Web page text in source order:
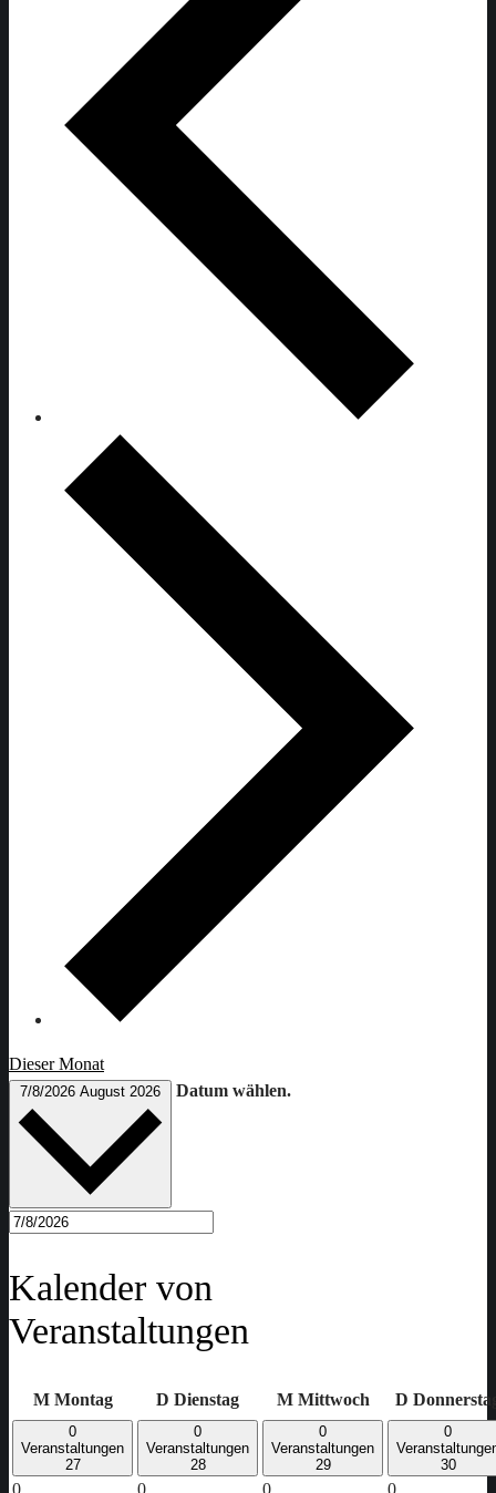
Dieser Monat
7/8/2026 August 2026 Datum wählen.
Kalender von
Veranstaltungen
M Montag D Dienstag M Mittwoch D
0
Veranstaltungen
27
0
Veranstaltungen
28
0
Veranstaltungen
29
0
30